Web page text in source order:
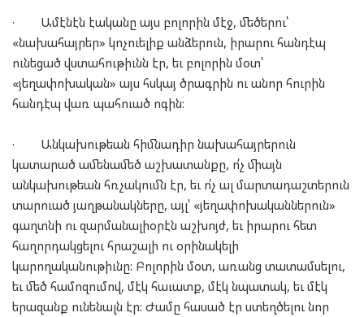
· Ամէնէն էականը այս բոլորին մէջ, մեծերու՝
«նախահայրեր» կոչուելիք անձերուն, իրարու հանդէպ
ունեցած վստահութիւնն էր, եւ բոլորին մօտ՝
«յեղափոխական» այս հսկայ ծրագրին ու անոր հուրին
հանդէպ վառ պահուած ոգին:
· Անկախութեան հիմնադիր նախահայրերուն
կատարած ամենամեծ աշխատանքը, ո՛չ միայն
անկախութեան հռչակումն էր, եւ ո՛չ ալ մարտադաշտերուն
տարուած յաղթանակները, այլ՝ «յեղափոխականներուն»
գաղտնի ու զարմանալիօրէն աշխոյժ, եւ իրարու հետ
հաղորդակցելու հրաշալի ու օրինակելի
կարողականութիւնը: Բոլորին մօտ, առանց տատամսելու,
եւ մեծ համոզումով, մէկ հաւատք, մէկ նպատակ, եւ մէկ
երազանք ունենալն էր: Ժամը հասած էր ստեղծելու նոր